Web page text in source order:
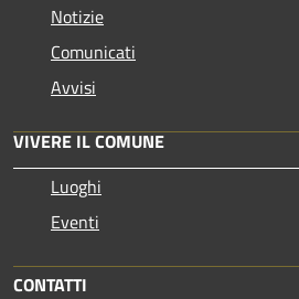
Notizie
Comunicati
Avvisi
VIVERE IL COMUNE
Luoghi
Eventi
CONTATTI